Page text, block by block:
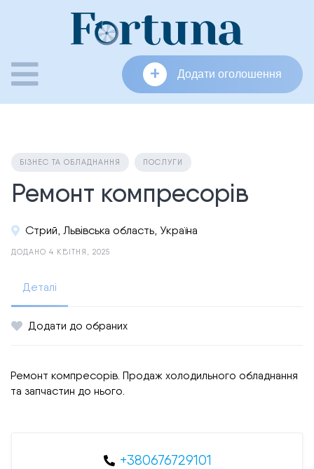
+ Додати оголошення
БІЗНЕС ТА ОБЛАДНАННЯ ПОСЛУГИ
Ремонт компресорів
Стрий, Львівська область, Україна
ДОДАНО 4 КВІТНЯ, 2025
Деталі
Додати до обраних
Ремонт компресорів. Продаж холодильного обладнання
та запчастин до нього.
+380676729101